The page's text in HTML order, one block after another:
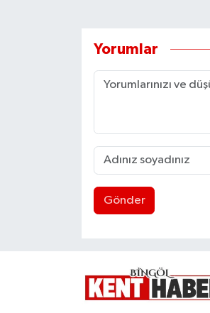
Yorumlar
Gönder